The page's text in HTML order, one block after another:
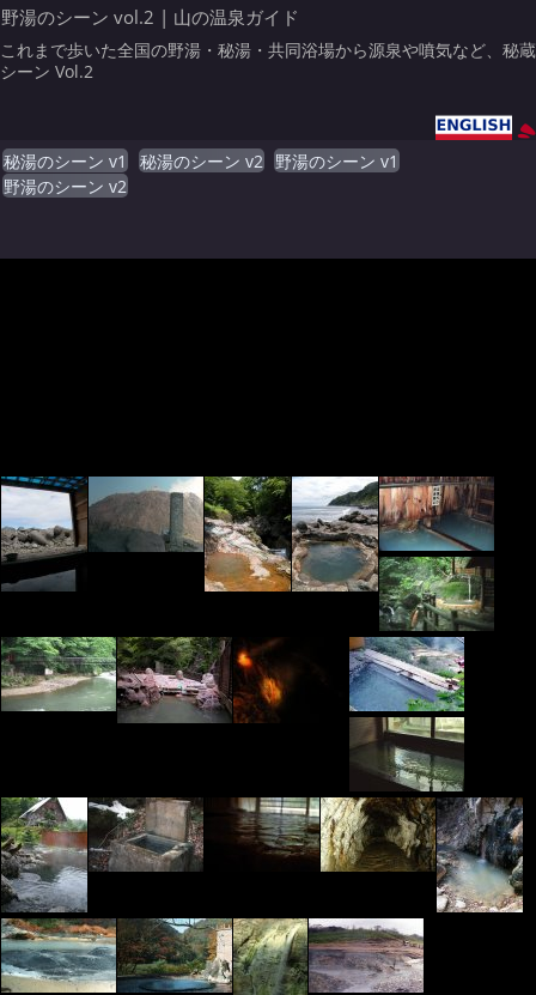
野湯のシーン vol.2 | 山の温泉ガイド
これまで歩いた全国の野湯・秘湯・共同浴場から源泉や噴気など、秘蔵
シーン Vol.2
秘湯のシーン v1 秘湯のシーン v2
野湯のシーン v1
野湯のシーン v2